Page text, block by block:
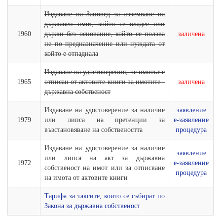
1960
Издаване на Заповед за изземване на
държавен имот, който се владее или
държи без основание, който се ползва
не по предназначение или нуждата от
който е отпаднала
заличена
1965
Издаване на удостоверения, че имотът е
отписан от актовите книги за имотите -
държавна собственост
заличена
1979
Издаване на удостоверение за наличие
или липса на претенции за
възстановяване на собствеността
заявление
е-заявление
процедура
1972
Издаване на удостоверение за наличие
или липса на акт за държавна
собственост на имот или за отписване
на имота от актовите книги
заявление
е-заявление
процедура
Тарифа за таксите, които се събират по
Закона за държавна собственост